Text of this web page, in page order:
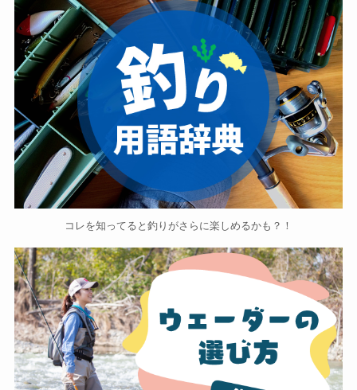
コレを知ってると釣りがさらに楽しめるかも？！